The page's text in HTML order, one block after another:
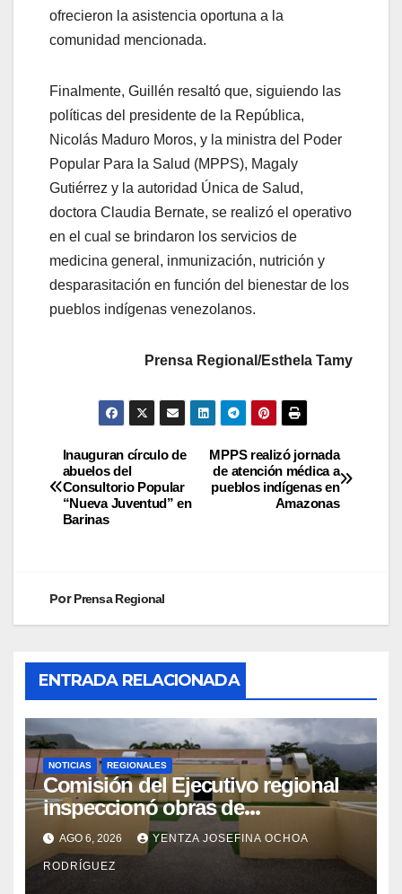
ofrecieron la asistencia oportuna a la
comunidad mencionada.
Finalmente, Guillén resaltó que, siguiendo las
políticas del presidente de la República,
Nicolás Maduro Moros, y la ministra del Poder
Popular Para la Salud (MPPS), Magaly
Gutiérrez y la autoridad Única de Salud,
doctora Claudia Bernate, se realizó el operativo
en el cual se brindaron los servicios de
medicina general, inmunización, nutrición y
desparasitación en función del bienestar de los
pueblos indígenas venezolanos.
Prensa Regional/Esthela Tamy
MPPS realizó jornada
de atención médica a
pueblos indígenas en
Amazonas
Inauguran círculo de
abuelos del
Consultorio Popular
“Nueva Juventud” en
Barinas
PorPrensa Regional
ENTRADA RELACIONADA
NOTICIAS REGIONALES
Comisión del Ejecutivo regional
inspeccionó obras de
recuperación en la Maternidad
Integral Aragua
AGO 6, 2026 YENTZA JOSEFINA OCHOA
RODRÍGUEZ